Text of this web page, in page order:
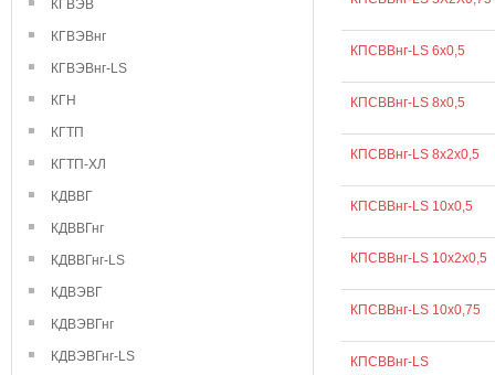
КГВЭВ
КГВЭВнг
КГВЭВнг-LS
КГН
КГТП
КГТП-ХЛ
КДВВГ
КДВВГнг
КДВВГнг-LS
КДВЭВГ
КДВЭВГнг
КДВЭВГнг-LS
КПСВВнг-LS 6х0,5
КПСВВнг-LS 8х0,5
КПСВВнг-LS 8х2х0,5
КПСВВнг-LS 10х0,5
КПСВВнг-LS 10х2х0,5
КПСВВнг-LS 10х0,75
КПСВВнг-LS